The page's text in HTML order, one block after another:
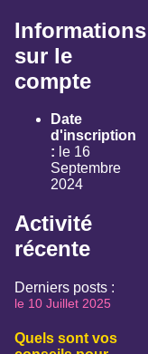
Informations
sur le
compte
Date
d'inscription
: le 16
Septembre
2024
Activité
récente
Derniers posts :
le 10 Juillet 2025
Quels sont vos